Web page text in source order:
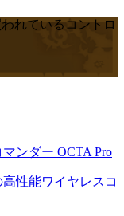
れているコントロ
ンダー OCTA Pro
性能ワイヤレスコ